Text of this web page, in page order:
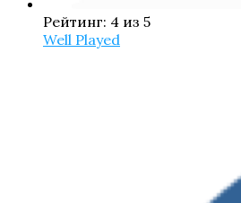
Рейтинг: 4 из 5
Well Played